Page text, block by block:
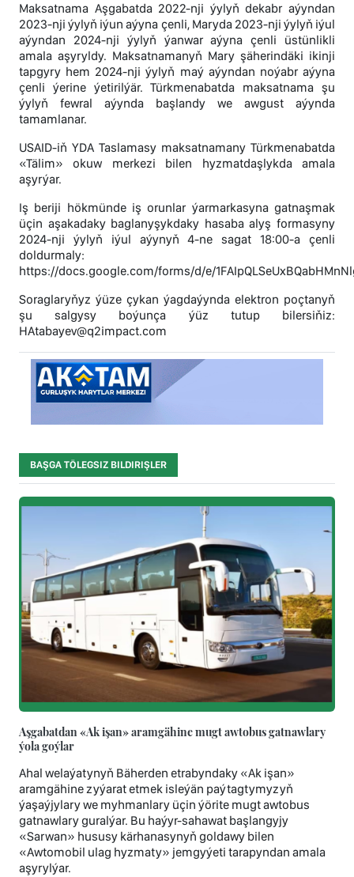
Maksatnama Aşgabatda 2022-nji ýylyň dekabr aýyndan
2023-nji ýylyň iýun aýyna çenli, Maryda 2023-nji ýylyň iýul
aýyndan 2024-nji ýylyň ýanwar aýyna çenli üstünlikli
amala aşyryldy. Maksatnamanyň Mary şäherindäki ikinji
tapgyry hem 2024-nji ýylyň maý aýyndan noýabr aýyna
çenli ýerine ýetirilýär. Türkmenabatda maksatnama şu
ýylyň fewral aýynda başlandy we awgust aýynda
tamamlanar.
USAID-iň YDA Taslamasy maksatnamany Türkmenabatda
«Tälim» okuw merkezi bilen hyzmatdaşlykda amala
aşyrýar.
Iş beriji hökmünde iş orunlar ýarmarkasyna gatnaşmak
üçin aşakadaky baglanyşykdaky hasaba alyş formasyny
2024-nji ýylyň iýul aýynyň 4-ne sagat 18:00-a çenli
doldurmaly:
https://docs.google.com/forms/d/e/
Soraglaryňyz ýüze çykan ýagdaýynda elektron poçtanyň
şu salgysy boýunça ýüz tutup bilersiňiz:
HAtabayev@q2impact.com
BAŞGA TÖLEGSIZ BILDIRIŞLER
Aşgabatdan «Ak işan» aramgähine mugt awtobus gatnawlary
ýola goýlar
Ahal welaýatynyň Bäherden etrabyndaky «Ak işan»
aramgähine zyýarat etmek isleýän paýtagtymyzyň
ýaşaýjylary we myhmanlary üçin ýörite mugt awtobus
gatnawlary guralýar. Bu haýyr-sahawat başlangyjy
«Sarwan» hususy kärhanasynyň goldawy bilen
«Awtomobil ulag hyzmaty» jemgyýeti tarapyndan amala
aşyrylýar.